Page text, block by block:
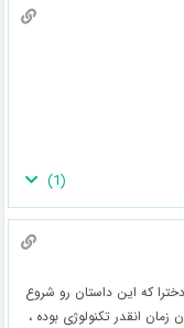
(
1
)
که این داستان رو شروع
زمان انقدر تکنولوژی بوده ،